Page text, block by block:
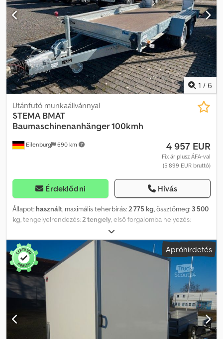
Kettős korrózióvédelem GALVALUME alumínium-cink bevonattal *
EU-szabványnak megfelelő aláfutásgátló Tandem tengelyes
mélynyomású pótkocsi, gyártó: STEMA, típus: SySTEMA ST .2,
össztömeg: 2 700 kg, ráfutófékes, 3,01 m x 1,83 m, 100 km/h ...és még
sok más. Az esetleges hibákért és közbenső értékesítésért a
változtatás jogát fenntartjuk.
1 / 6
Eilenburg 690 km
Utánfutó munkaállvánnyal
STEMA BMAT
Baumaschinenanhänger 100kmh
4 957 EUR
Fix ár plusz ÁFA-val
(5 899 EUR bruttó)
Érdeklődni Hívás
Állapot: használt, maximális teherbírás:2 775 kg, össztömeg: 3 500
kg, tengelyelrendezés:2 tengely, első forgalomba helyezés:
3 530 mm, rakodótér szélesség:
teljes szélesség:2 435 mm, teljes magasság:2 130 mm, A15
GW26MG00273 Építőipari gépszállító, gyártó: A, típus: BMAT,
össztömeg: 3.500 kg, alvázas pótkocsi, ráfutófékes, 100 km/h,
alumínium rámpákkal, 3,53 m x 1,65 m ...és még sok más. Az adatok
pontatlanságáért és az időközi eladás jogát fenntartjuk. Credpsym
Ihzefx Amzjf
Apróhirdetés